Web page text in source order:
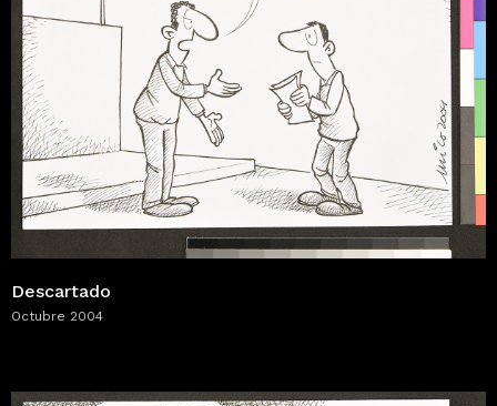
Descartado
Octubre 2004